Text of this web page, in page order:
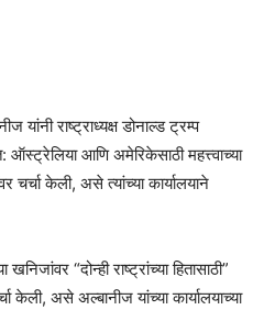
यांनी राष्ट्राध्यक्ष डोनाल्ड ट्रम्प
ऑस्ट्रेलिया आणि अमेरिकेसाठी महत्त्वाच्या
चर्चा केली, असे त्यांच्या कार्यालयाने
खनिजांवर “दोन्ही राष्ट्रांच्या हितासाठी”
केली, असे अल्बानीज यांच्या कार्यालयाच्या